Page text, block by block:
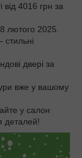
від 4016 грн за
лютого 2025.
стильні
двері за
вже у вашому
у салон
деталей!